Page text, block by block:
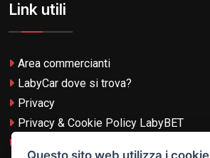
Link utili
Area commercianti
LabyCar dove si trova?
Privacy
Privacy & Cookie Policy LabyBET
Questo sito web utilizza i cookie